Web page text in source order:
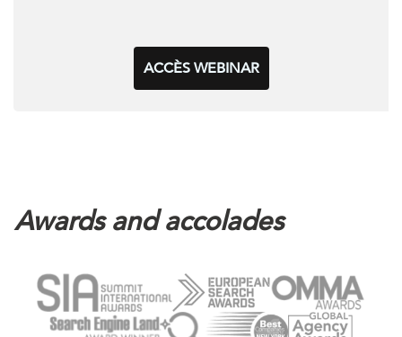
ACCÈS WEBINAR
Awards and accolades